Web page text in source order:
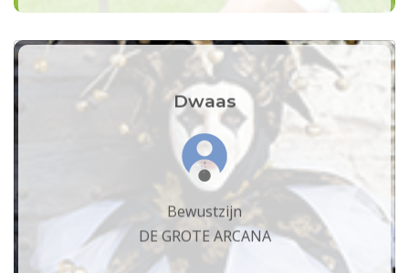
Dwaas
Bewustzijn
DE GROTE ARCANA